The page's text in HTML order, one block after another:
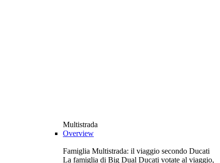
Multistrada
Overview
Famiglia Multistrada: il viaggio secondo Ducati
La famiglia di Big Dual Ducati votate al viaggio,